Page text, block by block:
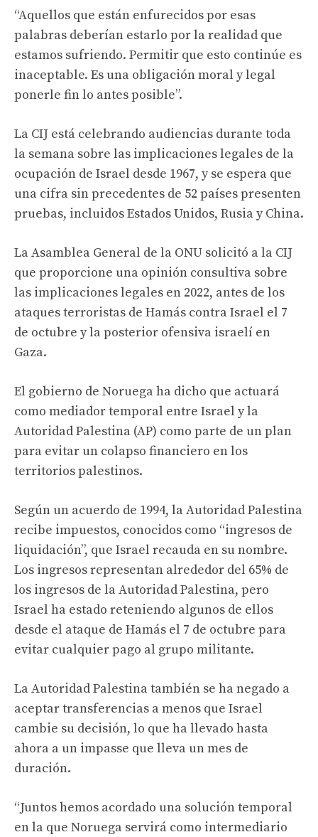
“Aquellos que están enfurecidos por esas
palabras deberían estarlo por la realidad que
estamos sufriendo. Permitir que esto continúe es
inaceptable. Es una obligación moral y legal
ponerle fin lo antes posible”.
La CIJ está celebrando audiencias durante toda
la semana sobre las implicaciones legales de la
ocupación de Israel desde 1967, y se espera que
una cifra sin precedentes de 52 países presenten
pruebas, incluidos Estados Unidos, Rusia y China.
La Asamblea General de la ONU solicitó a la CIJ
que proporcione una opinión consultiva sobre
las implicaciones legales en 2022, antes de los
ataques terroristas de Hamás contra Israel el 7
de octubre y la posterior ofensiva israelí en
Gaza.
El gobierno de Noruega ha dicho que actuará
como mediador temporal entre Israel y la
Autoridad Palestina (AP) como parte de un plan
para evitar un colapso financiero en los
territorios palestinos.
Según un acuerdo de 1994, la Autoridad Palestina
recibe impuestos, conocidos como “ingresos de
liquidación”, que Israel recauda en su nombre.
Los ingresos representan alrededor del 65% de
los ingresos de la Autoridad Palestina, pero
Israel ha estado reteniendo algunos de ellos
desde el ataque de Hamás el 7 de octubre para
evitar cualquier pago al grupo militante.
La Autoridad Palestina también se ha negado a
aceptar transferencias a menos que Israel
cambie su decisión, lo que ha llevado hasta
ahora a un impasse que lleva un mes de
duración.
“Juntos hemos acordado una solución temporal
en la que Noruega servirá como intermediario